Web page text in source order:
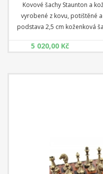
Kovové šachy Staunton a
vyrobené z kovu, potištěné
podstava 2,5 cm koženková
5 020,00 Kč